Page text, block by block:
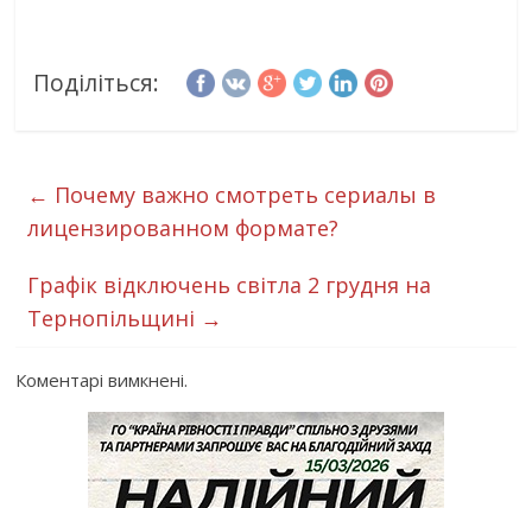
Поділіться:
← Почему важно смотреть сериалы в
лицензированном формате?
Графік відключень світла 2 грудня на
Тернопільщині →
Коментарі вимкнені.